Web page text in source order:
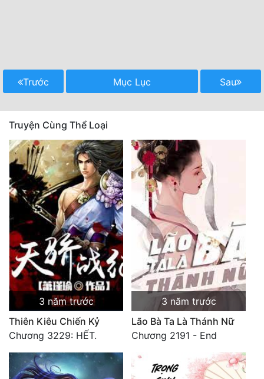
Trước Mục Lục Sau
Truyện Cùng Thể Loại
3 năm trước
Thiên Kiêu Chiến Kỷ
Chương 3229: HẾT.
3 năm trước
Lão Bà Ta Là Thánh Nữ
Chương 2191 - End